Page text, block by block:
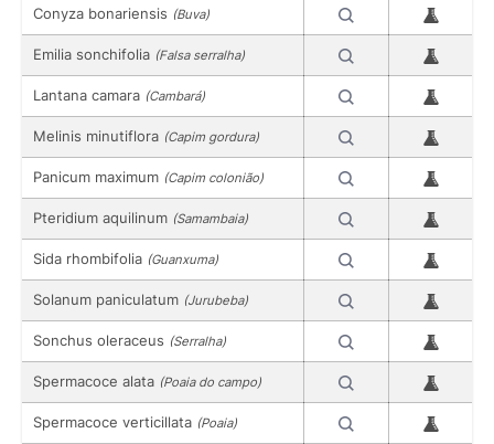
Conyza bonariensis (Buva)
Emilia sonchifolia (Falsa serralha)
Lantana camara (Cambará)
Melinis minutiflora (Capim gordura)
Panicum maximum (Capim colonião)
Pteridium aquilinum (Samambaia)
Sida rhombifolia (Guanxuma)
Solanum paniculatum (Jurubeba)
Sonchus oleraceus (Serralha)
Spermacoce alata (Poaia do campo)
Spermacoce verticillata (Poaia)